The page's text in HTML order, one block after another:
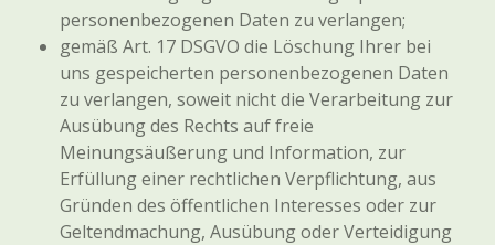
personenbezogenen Daten zu verlangen;
gemäß Art. 17 DSGVO die Löschung Ihrer bei
uns gespeicherten personenbezogenen Daten
zu verlangen, soweit nicht die Verarbeitung zur
Ausübung des Rechts auf freie
Meinungsäußerung und Information, zur
Erfüllung einer rechtlichen Verpflichtung, aus
Gründen des öffentlichen Interesses oder zur
Geltendmachung, Ausübung oder Verteidigung